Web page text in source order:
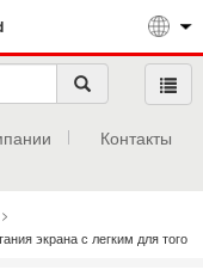
Контакты
>
экрана с легким для того